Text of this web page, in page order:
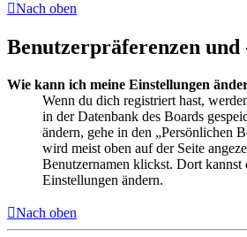
Nach oben
Benutzerpräferenzen und
Wie kann ich meine Einstellungen
Wenn du dich registriert hast,
in der Datenbank des Boards
ändern, gehe in den „Persönlichen
wird meist oben auf der Seite
Benutzernamen klickst. Dort kannst
Einstellungen ändern.
Nach oben